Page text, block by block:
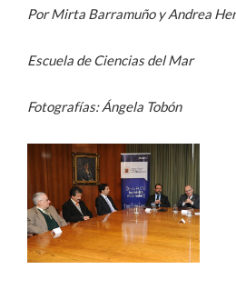
Por Mirta Barramuño y Andrea
Escuela de Ciencias del Mar
Fotografías: Ángela Tobón